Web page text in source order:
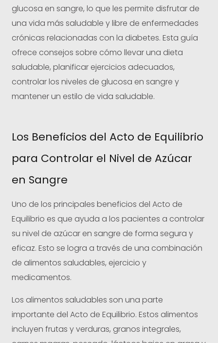
glucosa en sangre, lo que les permite disfrutar de
una vida más saludable y libre de enfermedades
crónicas relacionadas con la diabetes. Esta guía
ofrece consejos sobre cómo llevar una dieta
saludable, planificar ejercicios adecuados,
controlar los niveles de glucosa en sangre y
mantener un estilo de vida saludable.
Los Beneficios del Acto de Equilibrio
para Controlar el Nivel de Azúcar
en Sangre
Uno de los principales beneficios del Acto de
Equilibrio es que ayuda a los pacientes a controlar
su nivel de azúcar en sangre de forma segura y
eficaz. Esto se logra a través de una combinación
de alimentos saludables, ejercicio y
medicamentos.
Los alimentos saludables son una parte
importante del Acto de Equilibrio. Estos alimentos
incluyen frutas y verduras, granos integrales,